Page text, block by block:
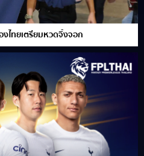
ไทยเตรียมหวดจิ้งจอก